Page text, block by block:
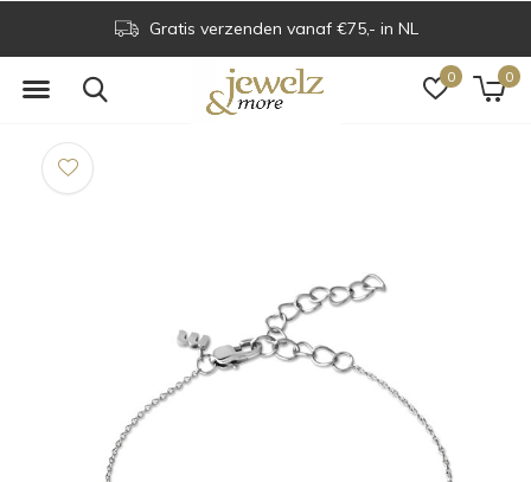
0 0
Gratis verzenden vanaf €75,- in NL